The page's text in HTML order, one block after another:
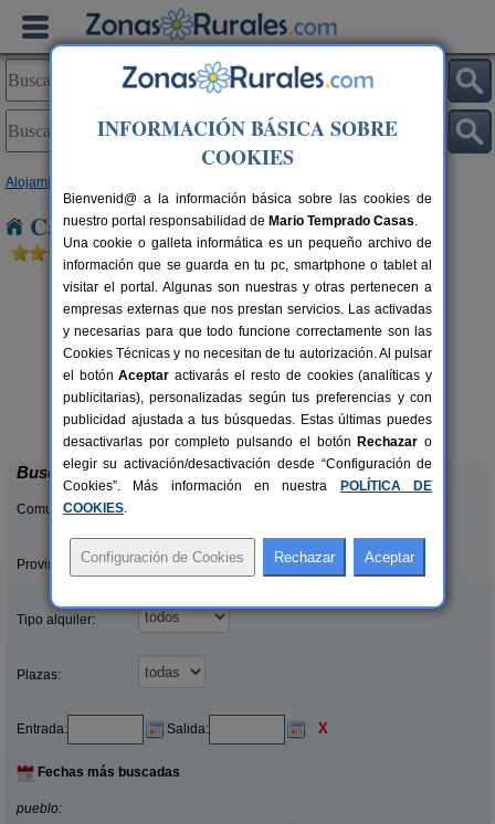
Alojamientos
Casas Rurales cerca de Santa Cruz
8-16 pers.
desde30 €
O Xastre de Anos
Lugar de Anos (A Coruña)
Buscar
Comunidades:
Provincias/Islas:
Tipo alquiler:
Plazas:
Entrada: Salida: X
Fechas más buscadas
pueblo:
INFORMACIÓN BÁSICA SOBRE
COOKIES
Bienvenid@ a la información básica sobre las cookies de
nuestro portal responsabilidad de Mario Temprado Casas.
Una cookie o galleta informática es un pequeño archivo de
información que se guarda en tu pc, smartphone o tablet al
visitar el portal. Algunas son nuestras y otras pertenecen a
empresas externas que nos prestan servicios. Las activadas
y necesarias para que todo funcione correctamente son las
Cookies Técnicas y no necesitan de tu autorización. Al pulsar
el botónAceptar activarás el resto de cookies (analíticas y
publicitarias), personalizadas según tus preferencias y con
publicidad ajustada a tus búsquedas. Estas últimas puedes
desactivarlas por completo pulsando el botón Rechazar o
elegir su activación/desactivación desde “Configuración de
Cookies”. Más información en nuestra
POLÍTICA DE
COOKIES.